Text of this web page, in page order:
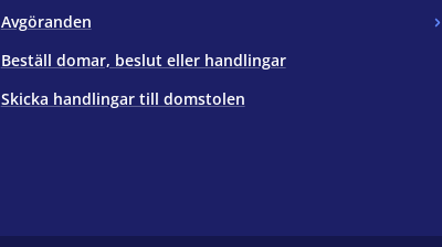
Avgöranden
Beställ domar, beslut eller handlingar
Skicka handlingar till domstolen